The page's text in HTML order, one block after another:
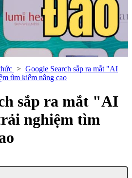
Google Search sắp ra mắt "AI
tìm kiếm nâng cao
sắp ra mắt "AI
nghiệm tìm